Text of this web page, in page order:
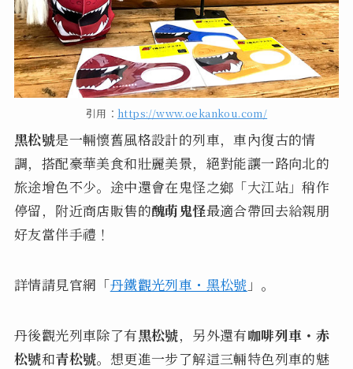
引用： https://www.oekankou.com/
黑松號是一輛懷舊風格設計的列車，車內復古的情
調，搭配豪華美食和壯麗美景，絕對能讓一路向北的
旅途增色不少。途中還會在鬼怪之鄉「大江站」稍作
停留，附近商店販售的醜萌鬼怪最適合帶回去給親朋
好友當伴手禮！
詳情請見官網「丹鐵觀光列車・黑松號 」。
丹後觀光列車除了有黑松號，另外還有咖啡列車・赤
松號和青松號。想更進一步了解這三輛特色列車的魅